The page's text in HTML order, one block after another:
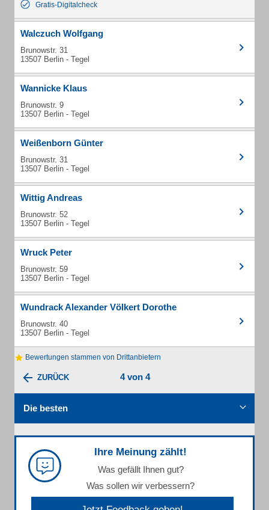
Gratis-Digitalcheck
Walczuch Wolfgang
Brunowstr. 31
13507 Berlin - Tegel
Wannicke Klaus
Brunowstr. 9
13507 Berlin - Tegel
Weißenborn Günter
Brunowstr. 31
13507 Berlin - Tegel
Wittig Andreas
Brunowstr. 52
13507 Berlin - Tegel
Wruck Peter
Brunowstr. 59
13507 Berlin - Tegel
Wundrack Alexander Völkert Dorothe
Brunowstr. 40
13507 Berlin - Tegel
Bewertungen stammen von Drittanbietern
ZURÜCK 4 von 4
Die besten
Ihre Meinung zählt!
Was gefällt Ihnen gut?
Was sollen wir verbessern?